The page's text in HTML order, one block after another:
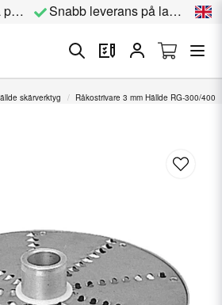
Snabb leverans på lagervara
skärverktyg Råkostrivare 3 mm Hällde RG-300/400